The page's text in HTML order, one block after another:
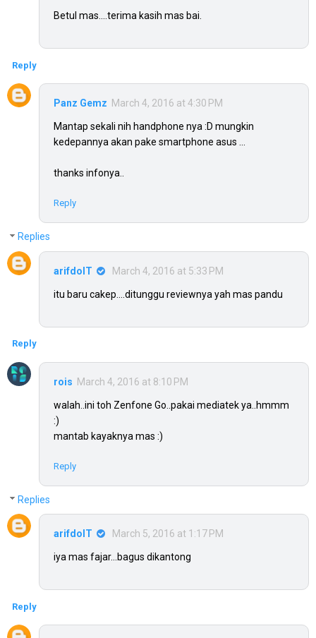
Betul mas....terima kasih mas bai.
Reply
Panz Gemz March 4, 2016 at 4:30 PM
Mantap sekali nih handphone nya :D mungkin
kedepannya akan pake smartphone asus ...
thanks infonya..
Reply
Replies
arifdoIT March 4, 2016 at 5:33 PM
itu baru cakep....ditunggu reviewnya yah mas pandu
Reply
rois March 4, 2016 at 8:10 PM
walah..ini toh Zenfone Go..pakai mediatek ya..hmmm
:)
mantab kayaknya mas :)
Reply
Replies
arifdoIT March 5, 2016 at 1:17 PM
iya mas fajar...bagus dikantong
Reply